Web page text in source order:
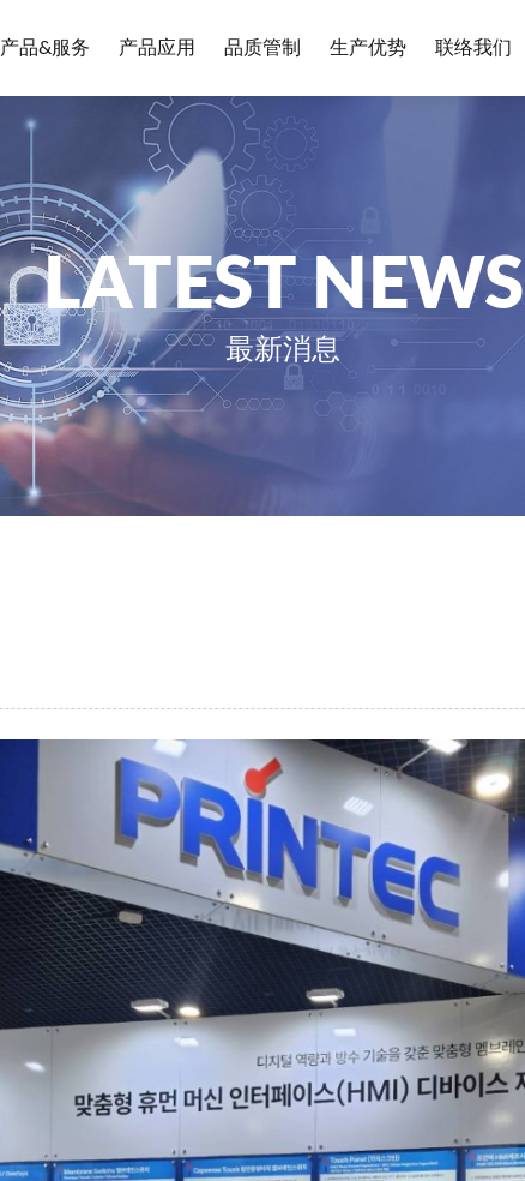
产品&服务 产品应用 品质管制 生产优势 联络我们
LATEST NEWS
最新消息